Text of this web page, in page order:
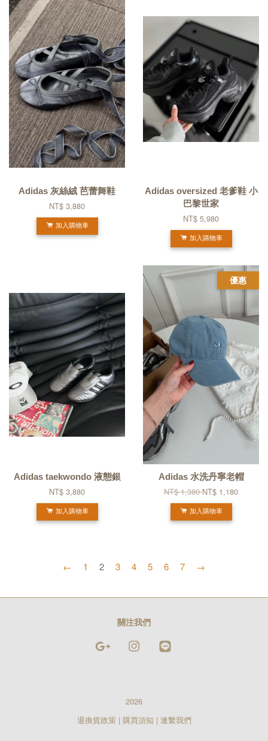
Adidas 灰絲絨 芭蕾舞鞋
NT$ 3,880
加入購物車
Adidas oversized 老爹鞋 小
巴黎世家
NT$ 5,980
加入購物車
Adidas taekwondo 液態銀
NT$ 3,880
加入購物車
優惠
Adidas 水洗丹寧老帽
NT$ 1,380NT$ 1,180
加入購物車
← 1 2 3 4 5 6 7 →
關注我們
Google Instagram
2026
退換貨政策 | 購買須知 | 連繫我們